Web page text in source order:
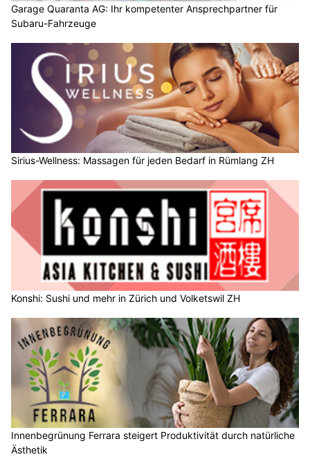
Garage Quaranta AG: Ihr kompetenter Ansprechpartner für
Subaru-Fahrzeuge
Sirius-Wellness: Massagen für jeden Bedarf in Rümlang ZH
Konshi: Sushi und mehr in Zürich und Volketswil ZH
Innenbegrünung Ferrara steigert Produktivität durch natürliche
Ästhetik